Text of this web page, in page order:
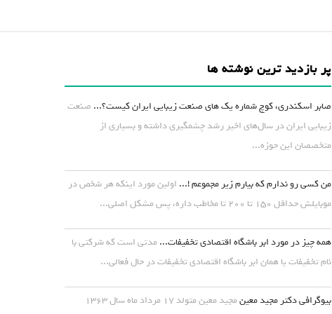
پر بازدید ترین نوشته ها
صابر اسکندری، کوچ شماره یک های صنعت زیبایی ایران کیست؟... صنعت
زیبایی ایران در سال‌های اخیر رشد چشمگیری داشته و بسیاری از
متخصصان این حوزه...
من کسی رو ندارم که بیارم زیر مجموعم !... اولین مورد اینکه هر شخص در
موبایلش حداقل ۱۵۰ تا ۲۰۰ تا مخاطب داره، پس مشکل اصلی...
همه چیز در مورد ابر باشگاه اقتصادی تخفیفات...مدتی است که شرکتی با
نام تخفیفات یا همان ابر باشگاه اقتصادی تخفیفات در حال فعالی...
بیوگرافی دکتر مجید معین
مجید معین متولد ۱۷ مرداد ماه سال ۱۳۶۳